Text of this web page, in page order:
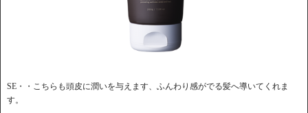
SE・・こちらも頭皮に潤いを与えます、ふんわり感がでる髪へ導いてくれま
す。